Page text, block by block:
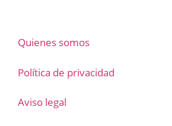
Quienes somos
Política de privacidad
Aviso legal